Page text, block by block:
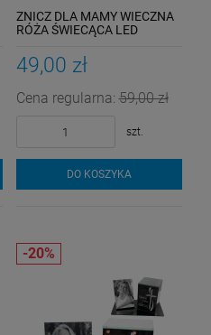
ZNICZ DLA MAMY WIECZNA
RÓŻA ŚWIECĄCA LED
MAMA
49,00 zł
Cena regularna:59,00 zł
szt.
DO KOSZYKA